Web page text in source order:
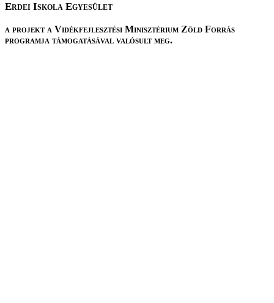
Erdei Iskola Egyesület
a projekt a Vidékfejlesztési Minisztérium Zöld Forrás
programja támogatásával valósult meg.